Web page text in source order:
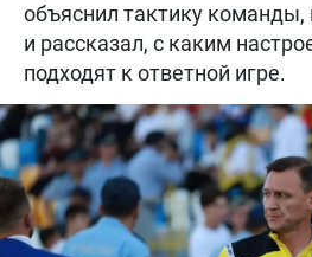
объяснил тактику
и рассказал, с каким
подходят к ответной игре.